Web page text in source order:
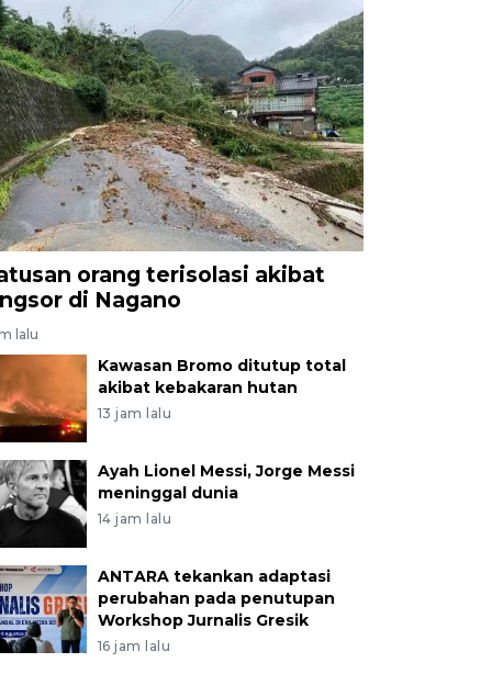
orang terisolasi akibat
di Nagano
lalu
Kawasan Bromo ditutup total
akibat kebakaran hutan
13 jam lalu
Ayah Lionel Messi, Jorge Messi
meninggal dunia
14 jam lalu
ANTARA tekankan adaptasi
perubahan pada penutupan
Workshop Jurnalis Gresik
16 jam lalu